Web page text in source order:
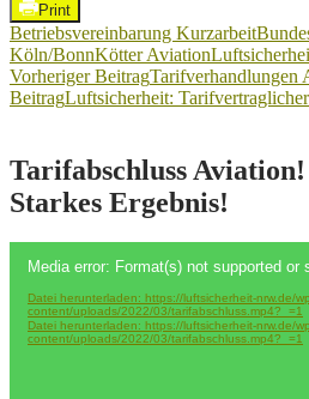
Print
Betriebsvereinbarung Kurzarbeit
Köln/BonnKötter Aviation
Beitragsnavigation
Vorheriger BeitragTarifverhandlungen
BeitragLuftsicherheit:
Tarifabschluss
Starkes Ergebnis!
Player
Media error: Format(s) not supported or
Datei herunterladen: https://luftsicherheit-nrw.de/
content/uploads/2022/03/tarifabschluss.mp4?_=1
Datei herunterladen: https://luftsicherheit-nrw.de/
content/uploads/2022/03/tarifabschluss.mp4?_=1